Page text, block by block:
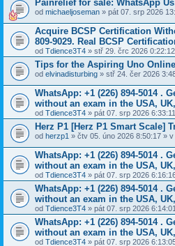
Painrelief for sale: WhatsApp
od michaeljoseman » pát 07. srp 2026
Acquire BCSP Certification
809-9029. Real BCSP
od Tdience3T4 » stř 29. črc 2026
Tips for the Aspiring Uno
od elvinadisturbing » stř 24. čer 2026
WhatsApp: +1 (226) 894-5014​ .
without an exam in the USA,
od Tdience3T4 » pát 07. srp 2026
Herz P1 [Herz P1 Smart Scale]
od herzp1 » čtv 05. úno 2026 8:50:17 » v
WhatsApp: +1 (226) 894-5014​ .
without an exam in the USA,
od Tdience3T4 » pát 07. srp 2026
WhatsApp: +1 (226) 894-5014​ .
without an exam in the USA,
od Tdience3T4 » pát 07. srp 2026
WhatsApp: +1 (226) 894-5014​ .
without an exam in the USA,
od Tdience3T4 » pát 07. srp 2026